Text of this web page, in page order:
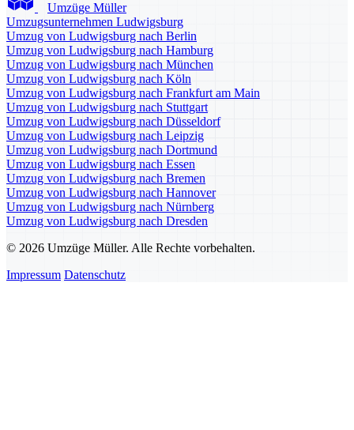
Umzüge Müller
Umzugsunternehmen Ludwigsburg
Umzug von Ludwigsburg nach Berlin
Umzug von Ludwigsburg nach Hamburg
Umzug von Ludwigsburg nach München
Umzug von Ludwigsburg nach Köln
Umzug von Ludwigsburg nach Frankfurt am Main
Umzug von Ludwigsburg nach Stuttgart
Umzug von Ludwigsburg nach Düsseldorf
Umzug von Ludwigsburg nach Leipzig
Umzug von Ludwigsburg nach Dortmund
Umzug von Ludwigsburg nach Essen
Umzug von Ludwigsburg nach Bremen
Umzug von Ludwigsburg nach Hannover
Umzug von Ludwigsburg nach Nürnberg
Umzug von Ludwigsburg nach Dresden
© 2026 Umzüge Müller. Alle Rechte vorbehalten.
Impressum Datenschutz